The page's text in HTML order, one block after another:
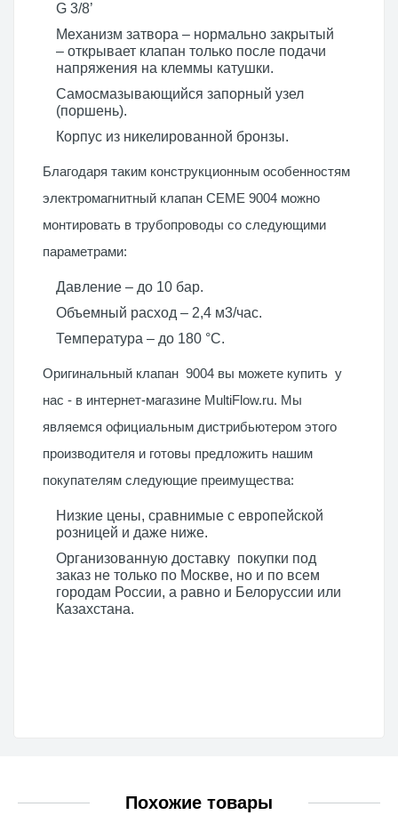
G 3/8’
Механизм затвора – нормально закрытый
– открывает клапан только после подачи
напряжения на клеммы катушки.
Самосмазывающийся запорный узел
(поршень).
Корпус из никелированной бронзы.
Благодаря таким конструкционным особенностям
электромагнитный клапан CEME 9004 можно
монтировать в трубопроводы со следующими
параметрами:
Давление – до 10 бар.
Объемный расход – 2,4 м3/час.
Температура – до 180 °C.
Оригинальный клапан 9004 вы можете купить у
нас - в интернет-магазине MultiFlow.ru. Мы
являемся официальным дистрибьютером этого
производителя и готовы предложить нашим
покупателям следующие преимущества:
Низкие цены, сравнимые с европейской
розницей и даже ниже.
Организованную доставку покупки под
заказ не только по Москве, но и по всем
городам России, а равно и Белоруссии или
Казахстана.
Похожие товары